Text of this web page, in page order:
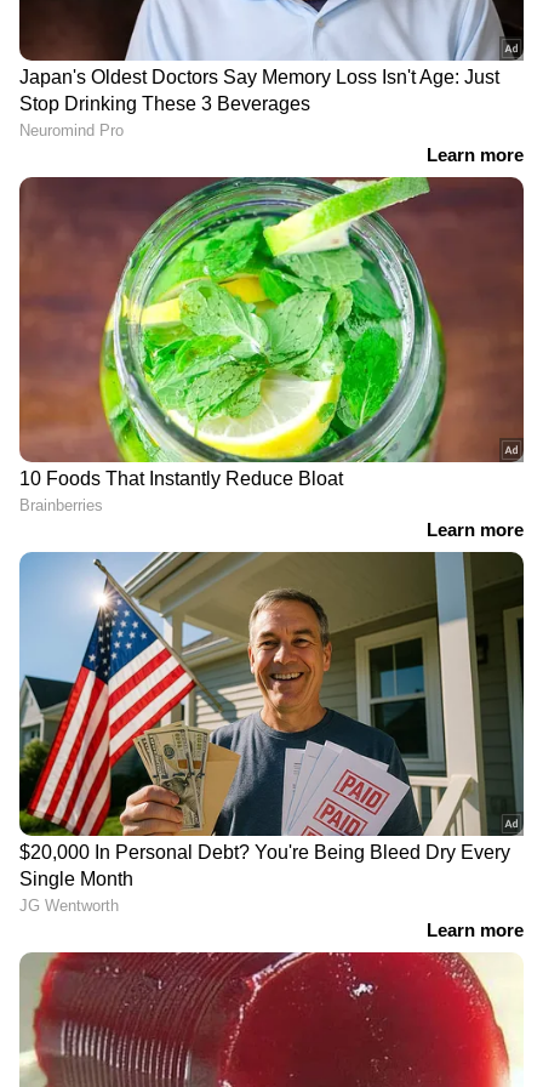
തലക്കെട്ടോടെയാണ് ഈ ട്വീറ്റുകളെല്ലാം.
ട്വീറ്റുകളുടെ ലിങ്കുകള്‍1 ,2,3,4 ,5.
പ്രചരിക്കുന്ന വീഡിയോയുടെ സ്ക്രീന്‍ഷോട്ട്
Fact Check, സോഷ്യൽ മീഡിയയിലും
വാട്സ്ആപ്പിലും വേഗത്തിൽ പ്രചരിക്കുന്ന
തെറ്റായ വിവരങ്ങൾ, വ്യാജ വാർത്തകൾ,
തെറ്റിദ്ധരിപ്പിക്കുന്ന പോസ്റ്റുകൾ
തുടങ്ങിയവയുടെ പിന്നിലെ സത്യങ്ങൾ
പരിശോധിച്ച് പ്രേക്ഷകർക്ക് യഥാർത്ഥ
വസ്തുതകൾAsianet News Malayalam
ത്തിലൂടെ എത്തിക്കുന്നതാണ്
ഇതിന്‍റെലക്ഷ്യം.